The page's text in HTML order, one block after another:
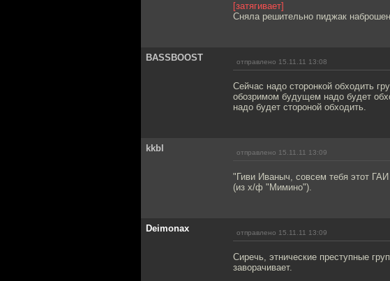
[затягивает]
Сняла решительно пиджак
BASSBOOST отправлено 15.11.11 13:08
Сейчас надо сторонкой обходить
обозримом будущем надо будет
надо будет стороной обходить.
kkbl отправлено 15.11.11 13:09
"Гиви Иваныч, совсем тебя этот
(из х/ф "Мимино").
Deimonax отправлено 15.11.11 13:09
Сиречь, этнические преступные
заворачивает.